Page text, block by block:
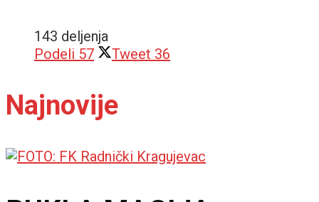
143 deljenja
Podeli 57 Tweet 36
Najnovije